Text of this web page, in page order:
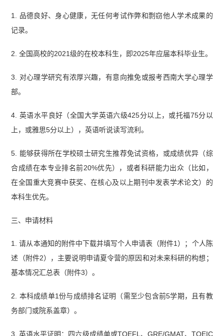
1. 品德良好、身心健康，无任何考试作弊和剽窃他人学术成果的
记录。
2. 全国高校的2021级的在校本科生，即2025年应届本科毕业生。
3. 对心理学研究有浓厚兴趣，有意向推免或报考西南大学心理学
部。
4. 英语水平良好（全国大学英语六级425分以上，或托福75分以
上，或雅思5分以上），英语听说读写流利。
5. 能够获得所在学校硕士研究生推荐免试资格，或成绩优异（综
合成绩在本专业排名前20%优先），或者科研能力出众（比如，
在全国重大竞赛中获奖、在核心及以上期刊中发表学术论文）的
本科生优先。
三、申请材料
1. 请从本通知的附件中下载并填写个人申请表（附件1）；个人陈
述（附件2），主要说明申请夏令营的原因和对未来科研的构想；
基本情况汇总表（附件3）。
2. 本科成绩单1份与成绩排名证明（需至少包含前5学期，且有教
务部门或院系盖章）。
3. 英语水平证明：四六级成绩单或TOEFL、GRE/GMAT、TOEIC